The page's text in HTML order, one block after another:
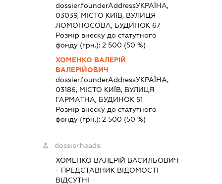
dossier.founderAddressУКРАЇНА,
03039, МІСТО КИЇВ, ВУЛИЦЯ
ЛОМОНОСОВА, БУДИНОК 67
Розмір внеску до статутного
фонду (грн.): 2 500 (50 %)
ХОМЕНКО ВАЛЕРІЙ
ВАЛЕРІЙОВИЧ
dossier.founderAddressУКРАЇНА,
03186, МІСТО КИЇВ, ВУЛИЦЯ
ГАРМАТНА, БУДИНОК 51
Розмір внеску до статутного
фонду (грн.): 2 500 (50 %)
dossier.heads:
ХОМЕНКО ВАЛЕРІЙ ВАСИЛЬОВИЧ
- ПРЕДСТАВНИК ВІДОМОСТІ
ВІДСУТНІ